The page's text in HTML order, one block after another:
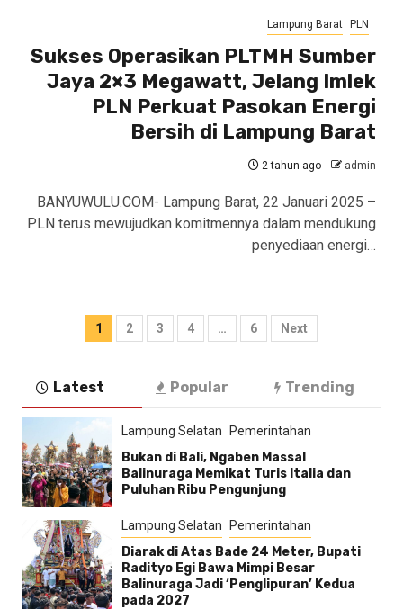
Lampung Barat PLN
Sukses Operasikan PLTMH Sumber
Jaya 2×3 Megawatt, Jelang Imlek
PLN Perkuat Pasokan Energi
Bersih di Lampung Barat
2 tahun ago admin
BANYUWULU.COM- Lampung Barat, 22 Januari 2025 –
PLN terus mewujudkan komitmennya dalam mendukung
penyediaan energi…
Paginasi
1 2 3 4 … 6 Next
Latest Popular Trending
Lampung Selatan Pemerintahan
Bukan di Bali, Ngaben Massal
Balinuraga Memikat Turis Italia dan
Puluhan Ribu Pengunjung
Lampung Selatan Pemerintahan
Diarak di Atas Bade 24 Meter, Bupati
Radityo Egi Bawa Mimpi Besar
Balinuraga Jadi ‘Penglipuran’ Kedua
pada 2027